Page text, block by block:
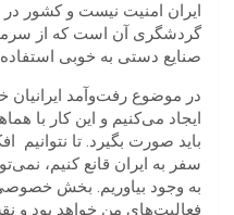
ایران امنیت نیست و کشور
گردشگری آن است که از
صنایع دستی به خوبی استفاده
در موضوع رفت‌وآمد
ایجاد می‌کنیم و این کار با
باید صورت بگیرد. تا نتوانیم
سفر به ایران قانع کنیم،
به وجود بیاوریم. بخش
فعالیت‌های من خواهد بود و